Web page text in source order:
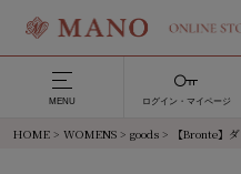
MENU ログイン・マイページ
HOME > WOMENS > goods > 【Bronte】